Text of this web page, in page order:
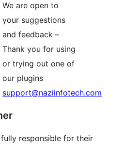
We are open to
your suggestions
and feedback –
Thank you for using
or trying out one of
our plugins
support@naziinfotech.com
fully responsible for their